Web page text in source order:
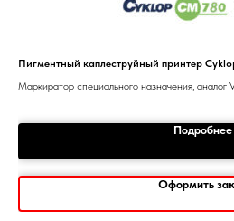
Пигментный каплеструйный принтер
Маркиратор специального назначения, аналог
Подробнее
Оформить